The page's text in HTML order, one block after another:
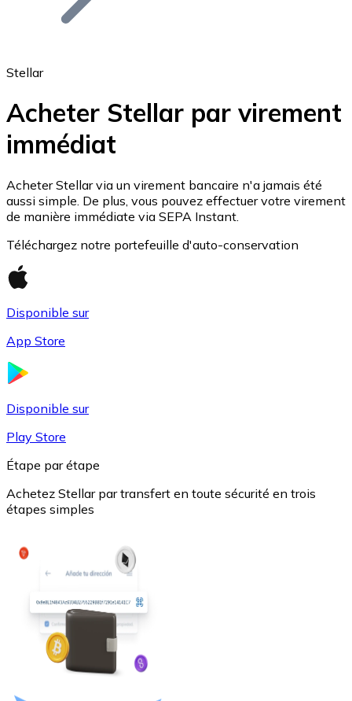
Ethereum
ETH
USDC
Litecoin
LTC
Stellar
Acheter Stellar par virement
immédiat
Acheter Stellar via un virement bancaire n'a jamais été
aussi simple. De plus, vous pouvez effectuer votre virement
de manière immédiate via SEPA Instant.
Téléchargez notre portefeuille d'auto-conservation
Disponible sur
App Store
Disponible sur
Play Store
Étape par étape
Achetez Stellar par transfert en toute sécurité en trois
étapes simples